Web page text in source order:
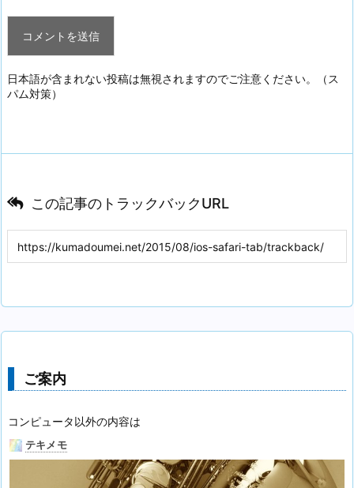
日本語が含まれない投稿は無視されますのでご注意ください。（ス
パム対策）
この記事のトラックバックURL
ご案内
コンピュータ以外の内容は